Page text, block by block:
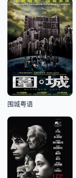
围城粤语